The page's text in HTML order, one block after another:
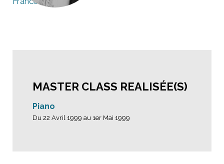
MASTER CLASS REALISÉE(S)
Piano
Du 22 Avril 1999 au 1er Mai 1999